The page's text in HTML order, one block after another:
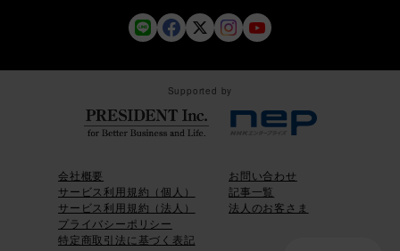
Supported by
会社概要
サービス利用規約（個人）
サービス利用規約（法人）
プライバシーポリシー
特定商取引法に基づく表記
お問い合わせ
記事一覧
法人のお客さま